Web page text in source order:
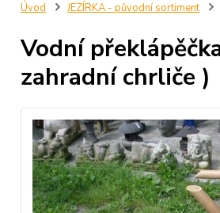
Úvod JEZÍRKA - původní sortiment
Vodní
zahradní chrliče )